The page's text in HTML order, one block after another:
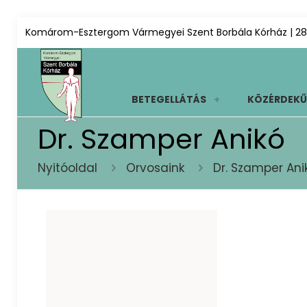
Komárom-Esztergom Vármegyei Szent Borbála Kórház |
BETEGELLÁTÁS KÖZÉRDEKŰ
Dr. Szamper Anikó
Nyitóoldal Orvosaink Dr. Szamper